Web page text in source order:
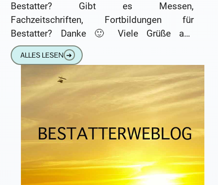
Bestatter? Gibt es Messen,
Fachzeitschriften, Fortbildungen für
Bestatter? Danke 🙂 Viele Grüße aus
Österreich! S. Die Bestatterverbände geben
Mitgliederzeitschriften heraus. Das Heft
„Bestattungskultur“ des
ALLES LESEN ➔